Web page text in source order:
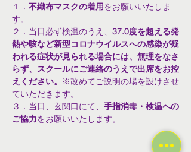
１． 不織布マスクの着用をお願いいたしま
す。
２．当日必ず検温のうえ、 37.0度を超える発
熱や咳など新型コロナウイルスへの感染が疑
われる症状が見られる場合には、無理をなさ
らず、スクールにご連絡のうえで出席をお控
えください。
※改めてご説明の場を設けさせ
ていただきます。
３．当日、玄関口にて、 手指消毒・検温への
ご協力をお願いいたします。